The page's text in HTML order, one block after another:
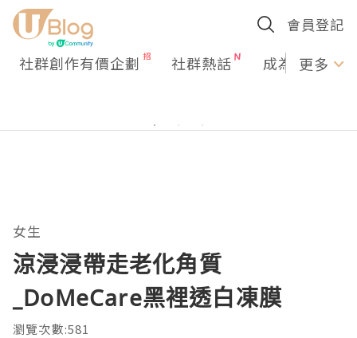
會員登記
社群創作有價企劃 社群熱話 成為U更多
女生
涼浸浸帶走老化角質
_DoMeCare黑裡透白凍膜
瀏覽次數:581